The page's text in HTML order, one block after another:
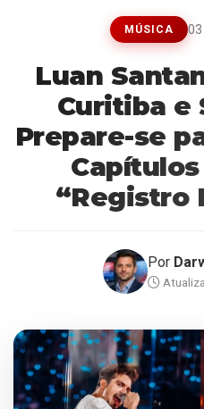
MÚSICA
Luan
Curitiba e
Prepare-se
“Registro
Por